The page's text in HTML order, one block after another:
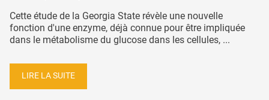
Cette étude de la Georgia State révèle une nouvelle
fonction d'une enzyme, déjà connue pour être impliquée
dans le métabolisme du glucose dans les cellules, ...
LIRE LA SUITE